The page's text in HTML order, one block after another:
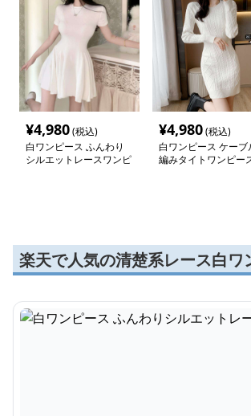
¥4,980(税込)
白ワンピース ふんわり
シルエットレースワンピ
¥4,980(税込)
白ワンピース ケーブ
編みタイトワンピー
楽天で人気の清楚系レース白ワ